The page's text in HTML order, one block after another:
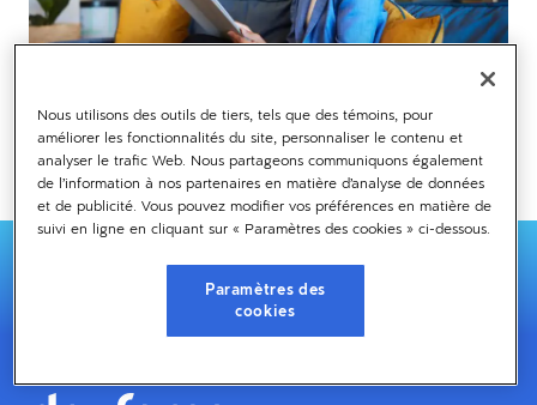
Nous utilisons des outils de tiers, tels que des témoins, pour
améliorer les fonctionnalités du site, personnaliser le contenu et
analyser le trafic Web. Nous partageons communiquons également
de l’information à nos partenaires en matière d’analyse de données
et de publicité. Vous pouvez modifier vos préférences en matière de
suivi en ligne en cliquant sur « Paramètres des cookies » ci-dessous.
Paramètres des
cookies